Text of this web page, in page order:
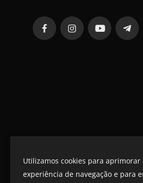
Utilizamos cookies para aprimorar
experiência de navegação e para